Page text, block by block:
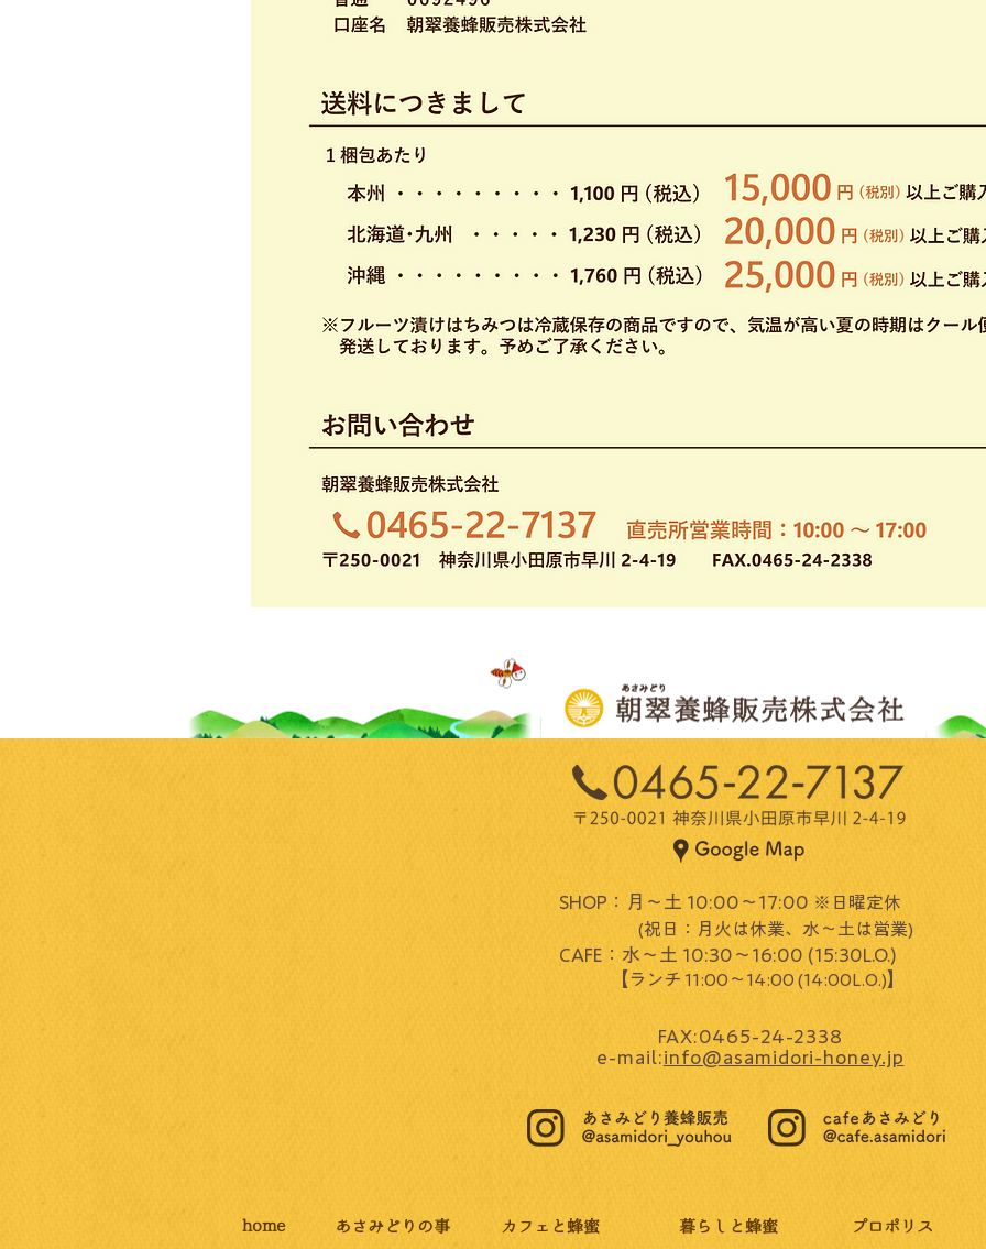
SHOP：月～土 10:00～17:00 ※日曜定休
(祝日：月火は休業、水～土は営業)​
CAFE：水～土 10:30～16:00 (15:30L.O.)
​ 【 ランチ 11:00～14:00 (14:00L.O.)】
FAX:0465-24-2338
e-mail:info@asamidori-honey.jp
home あさみどりの事 カフェと蜂蜜 暮らしと蜂蜜 プロポリス